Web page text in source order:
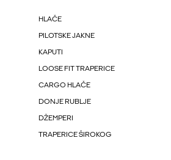
HLAČE
PILOTSKE JAKNE
KAPUTI
LOOSE FIT TRAPERICE
CARGO HLAČE
DONJE RUBLJE
DŽEMPERI
TRAPERICE ŠIROKOG